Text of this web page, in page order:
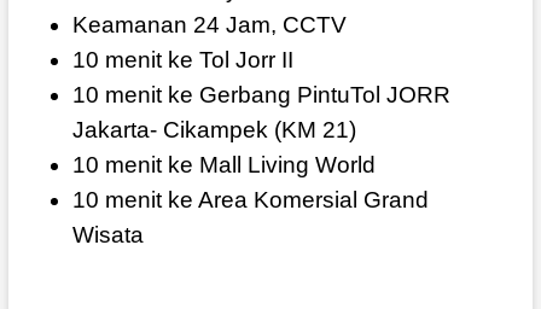
Keamanan 24 Jam, CCTV
10 menit ke Tol Jorr II
10 menit ke Gerbang PintuTol JORR
Jakarta- Cikampek (KM 21)
10 menit ke Mall Living World
10 menit ke Area Komersial Grand
Wisata